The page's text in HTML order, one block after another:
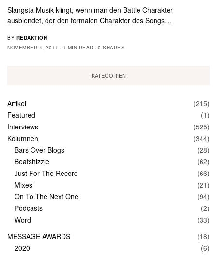
Slangsta Musik klingt, wenn man den Battle Charakter
ausblendet, der den formalen Charakter des Songs…
BY REDAKTION
NOVEMBER 4, 2011
1 MIN READ 0 SHARES
KATEGORIEN
Artikel
(215)
Featured
(1)
Interviews
(525)
Kolumnen
(344)
Bars Over Blogs
(28)
Beatshizzle
(62)
Just For The Record
(66)
Mixes
(21)
On To The Next One
(94)
Podcasts
(2)
Word
(33)
MESSAGE AWARDS
(18)
2020
(6)